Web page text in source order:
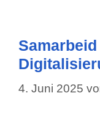
4. Juni 2025